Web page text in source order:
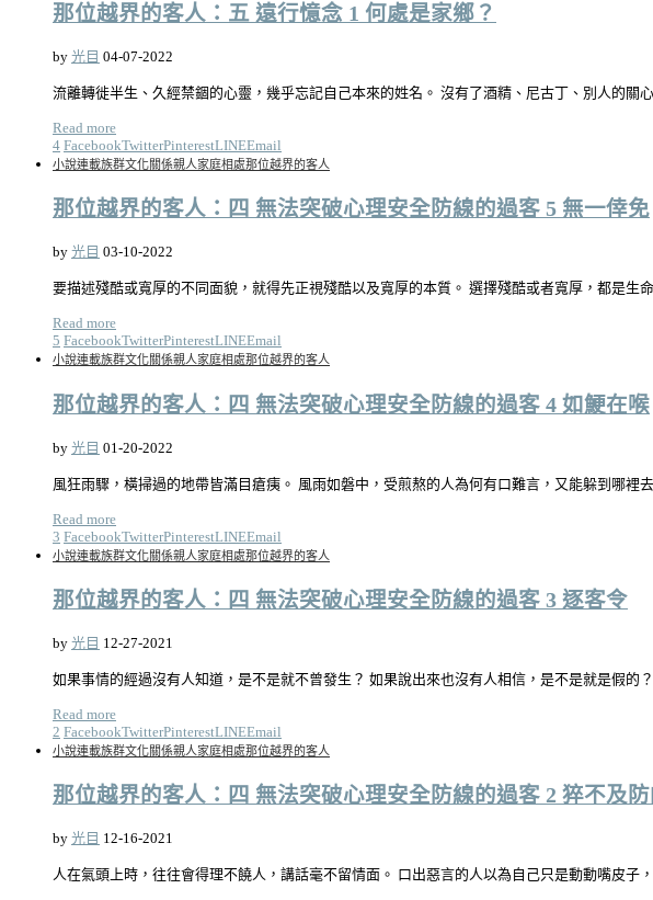
那位越界的客人：五 遠行憶念 1 何處是家鄉？
by 光目 04-07-2022
流離轉徙半生、久經禁錮的心靈，幾乎忘記自己本來的姓名。 沒有了酒精、尼古丁、別人的關
Read more
4 FacebookTwitterPinterestLINEEmail
小說連載族群文化關係親人家庭相處那位越界的客人
那位越界的客人：四 無法突破心理安全防線的過客 5 無一倖免
by 光目 03-10-2022
要描述殘酷或寬厚的不同面貌，就得先正視殘酷以及寬厚的本質。 選擇殘酷或者寬厚，都是生
Read more
5 FacebookTwitterPinterestLINEEmail
小說連載族群文化關係親人家庭相處那位越界的客人
那位越界的客人：四 無法突破心理安全防線的過客 4 如鯁在喉
by 光目 01-20-2022
風狂雨驟，橫掃過的地帶皆滿目瘡痍。 風雨如磐中，受煎熬的人為何有口難言，又能躲到哪裡
Read more
3 FacebookTwitterPinterestLINEEmail
小說連載族群文化關係親人家庭相處那位越界的客人
那位越界的客人：四 無法突破心理安全防線的過客 3 逐客令
by 光目 12-27-2021
如果事情的經過沒有人知道，是不是就不曾發生？ 如果說出來也沒有人相信，是不是就是假的？
Read more
2 FacebookTwitterPinterestLINEEmail
小說連載族群文化關係親人家庭相處那位越界的客人
那位越界的客人：四 無法突破心理安全防線的過客 2 猝不及
by 光目 12-16-2021
人在氣頭上時，往往會得理不饒人，講話毫不留情面。 口出惡言的人以為自己只是動動嘴皮